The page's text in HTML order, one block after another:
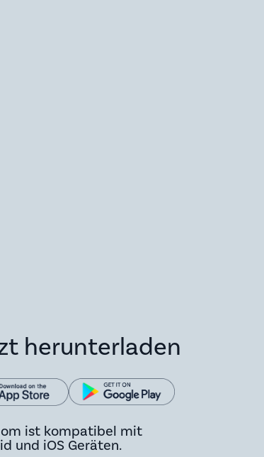
herunterladen
ist kompatibel mit
und iOS Geräten.